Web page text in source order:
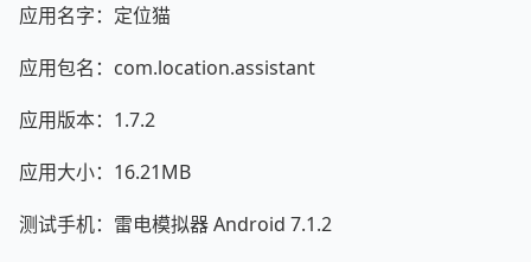
应用名字：定位猫
应用包名：com.location.assistant
应用版本：1.7.2
应用大小：16.21MB
测试手机：雷电模拟器 Android 7.1.2